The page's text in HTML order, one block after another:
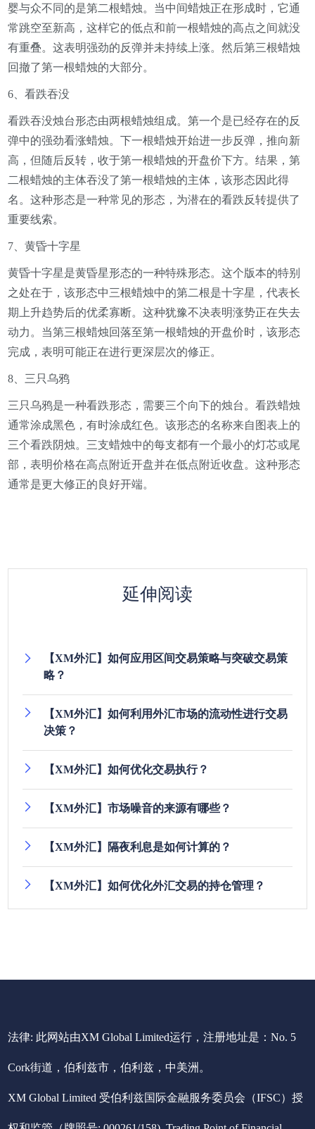
婴与众不同的是第二根蜡烛。当中间蜡烛正在形成时，它通
常跳空至新高，这样它的低点和前一根蜡烛的高点之间就没
有重叠。这表明强劲的反弹并未持续上涨。然后第三根蜡烛
回撤了第一根蜡烛的大部分。
6、看跌吞没
看跌吞没烛台形态由两根蜡烛组成。第一个是已经存在的反
弹中的强劲看涨蜡烛。下一根蜡烛开始进一步反弹，推向新
高，但随后反转，收于第一根蜡烛的开盘价下方。结果，第
二根蜡烛的主体吞没了第一根蜡烛的主体，该形态因此得
名。这种形态是一种常见的形态，为潜在的看跌反转提供了
重要线索。
7、黄昏十字星
黄昏十字星是黄昏星形态的一种特殊形态。这个版本的特别
之处在于，该形态中三根蜡烛中的第二根是十字星，代表长
期上升趋势后的优柔寡断。这种犹豫不决表明涨势正在失去
动力。当第三根蜡烛回落至第一根蜡烛的开盘价时，该形态
完成，表明可能正在进行更深层次的修正。
8、三只乌鸦
三只乌鸦是一种看跌形态，需要三个向下的烛台。看跌蜡烛
通常涂成黑色，有时涂成红色。该形态的名称来自图表上的
三个看跌阴烛。三支蜡烛中的每支都有一个最小的灯芯或尾
部，表明价格在高点附近开盘并在低点附近收盘。这种形态
通常是更大修正的良好开端。
延伸阅读
【XM外汇】如何应用区间交易策略与突破交易策
略？
【XM外汇】如何利用外汇市场的流动性进行交易
决策？
【XM外汇】如何优化交易执行？
【XM外汇】市场噪音的来源有哪些？
【XM外汇】隔夜利息是如何计算的？
【XM外汇】如何优化外汇交易的持仓管理？
法律: 此网站由XM Global Limited运行，注册地址是：No. 5
Cork街道，伯利兹市，伯利兹，中美洲。
XM Global Limited 受伯利兹国际金融服务委员会（IFSC）授